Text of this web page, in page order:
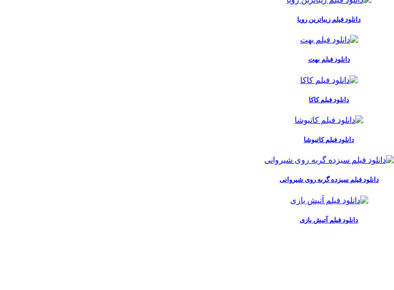
دانلود فیلم زیباترین رویا
دانلود فیلم بهت
دانلود فیلم کاکا
دانلود فیلم کاتیوشا
دانلود فیلم سیزده گربه روی شیروانی
دانلود فیلم آتیش بازی